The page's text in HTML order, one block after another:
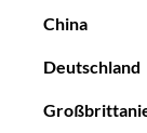
China
Deutschland